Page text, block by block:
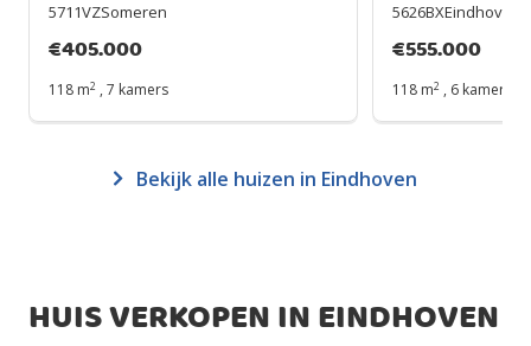
5711VZSomeren
€405.000
118 m2 , 7 kamers
5626BXEindhoven
€555.000
118 m2 , 6 kamers
Bekijk alle huizen in Eindhoven
HUIS VERKOPEN IN EINDHOVEN